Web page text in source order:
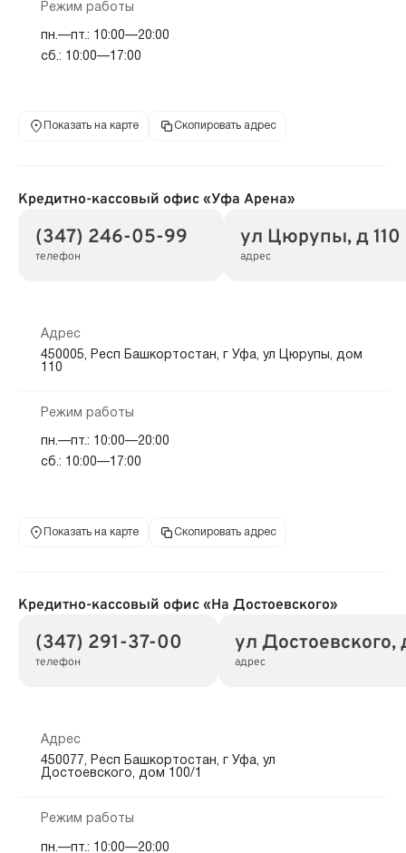
Режим работы
пн.—пт.: 10:00—20:00
сб.: 10:00—17:00
Показать на карте Скопировать адрес
Кредитно-кассовый офис «Уфа Арена»
(347) 246-05-99
телефон
ул Цюрупы, д 110
адрес
Адрес
450005, Респ Башкортостан, г Уфа, ул Цюрупы, дом
110
Режим работы
пн.—пт.: 10:00—20:00
сб.: 10:00—17:00
Показать на карте Скопировать адрес
Кредитно-кассовый офис «На Достоевского»
(347) 291-37-00
телефон
ул Достоевского,
адрес
Адрес
450077, Респ Башкортостан, г Уфа, ул
Достоевского, дом 100/1
Режим работы
пн.—пт.: 10:00—20:00